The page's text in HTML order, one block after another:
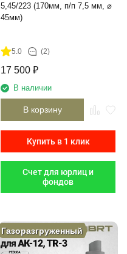
5,45/223 (170мм, п/п 7,5 мм, ⌀
45мм)
5.0 (2)
17 500 ₽
В наличии
В корзину
Купить в 1 клик
Счет для юрлиц и
фондов
Газоразгруженный